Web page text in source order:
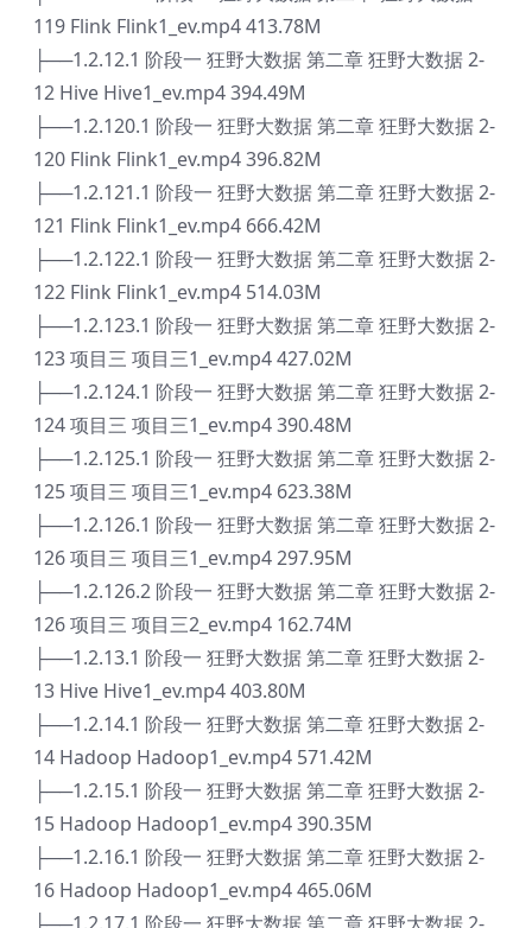
119 Flink Flink1_ev.mp4 413.78M
├──1.2.12.1 阶段一 狂野大数据 第二章 狂野大数据 2-
12 Hive Hive1_ev.mp4 394.49M
├──1.2.120.1 阶段一 狂野大数据 第二章 狂野大数据 2-
120 Flink Flink1_ev.mp4 396.82M
├──1.2.121.1 阶段一 狂野大数据 第二章 狂野大数据 2-
121 Flink Flink1_ev.mp4 666.42M
├──1.2.122.1 阶段一 狂野大数据 第二章 狂野大数据 2-
122 Flink Flink1_ev.mp4 514.03M
├──1.2.123.1 阶段一 狂野大数据 第二章 狂野大数据 2-
123 项目三 项目三1_ev.mp4 427.02M
├──1.2.124.1 阶段一 狂野大数据 第二章 狂野大数据 2-
124 项目三 项目三1_ev.mp4 390.48M
├──1.2.125.1 阶段一 狂野大数据 第二章 狂野大数据 2-
125 项目三 项目三1_ev.mp4 623.38M
├──1.2.126.1 阶段一 狂野大数据 第二章 狂野大数据 2-
126 项目三 项目三1_ev.mp4 297.95M
├──1.2.126.2 阶段一 狂野大数据 第二章 狂野大数据 2-
126 项目三 项目三2_ev.mp4 162.74M
├──1.2.13.1 阶段一 狂野大数据 第二章 狂野大数据 2-
13 Hive Hive1_ev.mp4 403.80M
├──1.2.14.1 阶段一 狂野大数据 第二章 狂野大数据 2-
14 Hadoop Hadoop1_ev.mp4 571.42M
├──1.2.15.1 阶段一 狂野大数据 第二章 狂野大数据 2-
15 Hadoop Hadoop1_ev.mp4 390.35M
├──1.2.16.1 阶段一 狂野大数据 第二章 狂野大数据 2-
16 Hadoop Hadoop1_ev.mp4 465.06M